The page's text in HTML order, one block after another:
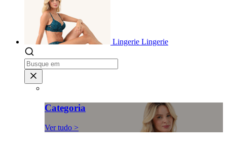
Lingerie Lingerie
Categoria
Ver tudo >